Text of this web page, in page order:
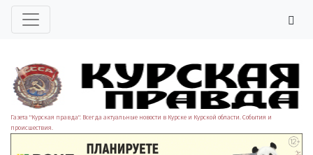
Газета "Курская правда". Всегда актуальные новости в Курске и Курской области. События и
происшествия.